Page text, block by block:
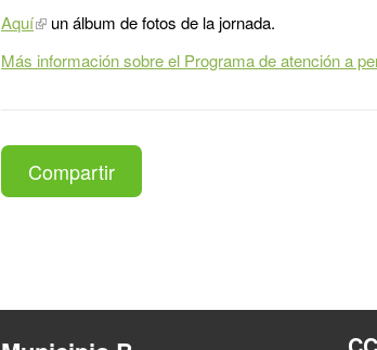
Aquí
un álbum de fotos de la jornada.
Más información sobre el Programa de atención a
Compartir